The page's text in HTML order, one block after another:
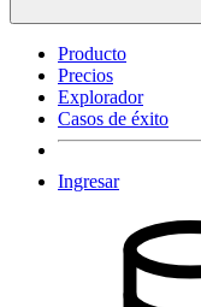
Producto
Precios
Explorador
Casos de éxito
Ingresar